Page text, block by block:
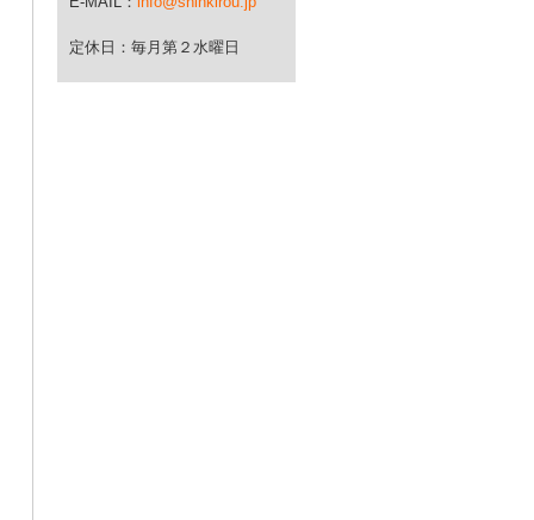
定休日：毎月第２水曜日